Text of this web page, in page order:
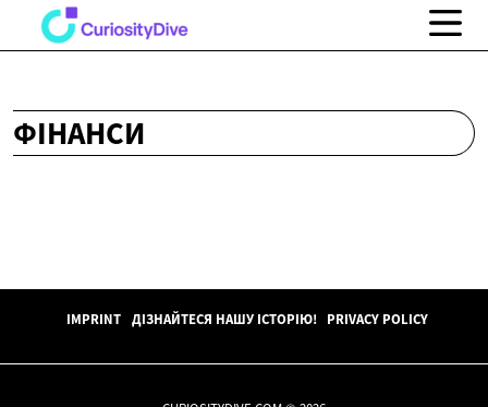
ФІНАНСИ
IMPRINT ДІЗНАЙТЕСЯ НАШУ ІСТОРІЮ! PRIVACY POLICY